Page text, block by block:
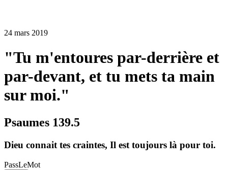
24 mars 2019
"Tu m'entoures par-derrière et
par-devant, et tu mets ta main
sur moi."
Psaumes 139.5
Dieu connait tes craintes, Il est toujours là pour toi.
PassLeMot